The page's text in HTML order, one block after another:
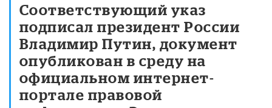
Соответствующий указ
подписал президент России
Владимир Путин, документ
опубликован в среду на
официальном интернет-
портале правовой